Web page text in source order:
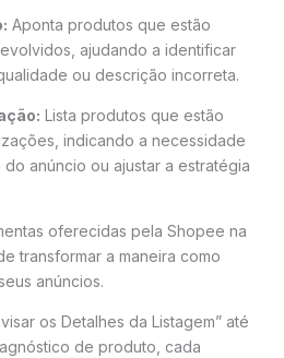
Aponta produtos que estão
ajudando a identificar
ou descrição incorreta.
Lista produtos que estão
indicando a necessidade
anúncio ou ajustar a estratégia
oferecidas pela Shopee na
transformar a maneira como
anúncios.
os Detalhes da Listagem” até
de produto, cada